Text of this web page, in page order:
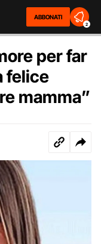
ABBONATI
2
per far
felice
mamma”